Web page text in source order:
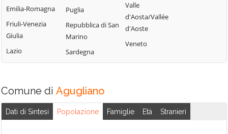
Emilia-Romagna
Friuli-Venezia
Giulia
Lazio
Puglia
Repubblica di San
Marino
Sardegna
Valle
d'Aosta/Vallée
d'Aoste
Veneto
Comune di Agugliano
Dati di Sintesi Popolazione Famiglie Età Stranieri